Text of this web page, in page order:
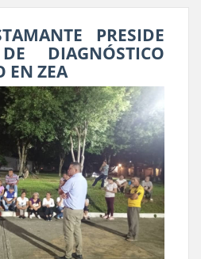
PRESIDE
DIAGNÓSTICO
EN ZEA